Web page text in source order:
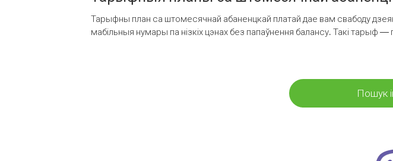
Тарыфны план са штомесячнай абаненцкай платай дае вам свабоду
мабільныя нумары па нізкіх цэнах без папаўнення балансу. Такі тарыф
Пошук